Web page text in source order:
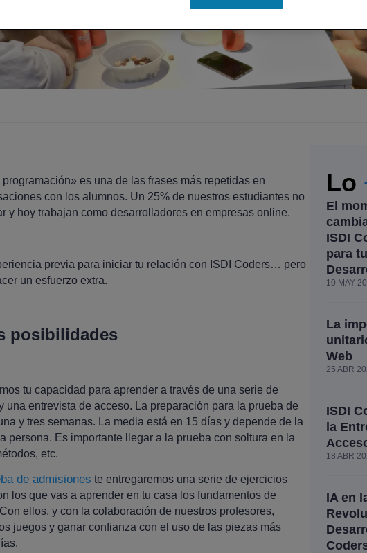
es una de las frases más repetidas en
con los alumnos. Un 25% de nuestros estudiantes no
y hoy trabajan como desarrolladores en empresas online.
previa para iniciar tu relación con ISDI Coders… pero
un esfuerzo extra.
posibilidades
tu capacidad para aprender a través de una serie de
una entrevista de acceso. La preparación para la prueba de
y tres semanas. La media está en 15 días y depende de la
persona. Es importante llegar a la prueba con soltura en la
etc.
de admisiones te entregaremos una serie de ejercicios
los que vas a aprender en tu casa los fundamentos de
ellos, y con la colaboración de nuestros profesores,
juegos y ganar confianza con el uso de las piezas más
Lo
El
ISDI
para
10 MAY
La
Web
25 ABR
ISDI
la
18 ABR
IA en